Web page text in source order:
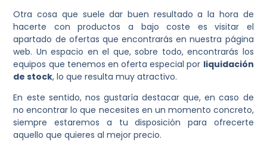
Otra cosa que suele dar buen resultado a la hora de
hacerte con productos a bajo coste es visitar el
apartado de ofertas que encontrarás en nuestra página
web. Un espacio en el que, sobre todo, encontrarás los
equipos que tenemos en oferta especial por liquidación
de stock, lo que resulta muy atractivo.
En este sentido, nos gustaría destacar que, en caso de
no encontrar lo que necesites en un momento concreto,
siempre estaremos a tu disposición para ofrecerte
aquello que quieres al mejor precio.